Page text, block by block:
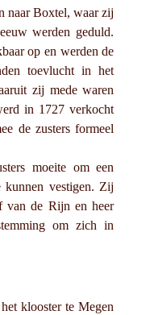
naar Boxtel, waar zij
werden geduld.
op en werden de
toevlucht in het
zij mede waren
in 1727 verkocht
de zusters formeel
moeite om een
vestigen. Zij
van de Rijn en heer
om zich in
klooster te Megen